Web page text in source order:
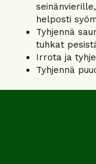
helposti
Tyhjennä
tuhkat
Irrota ja
Tyhjennä